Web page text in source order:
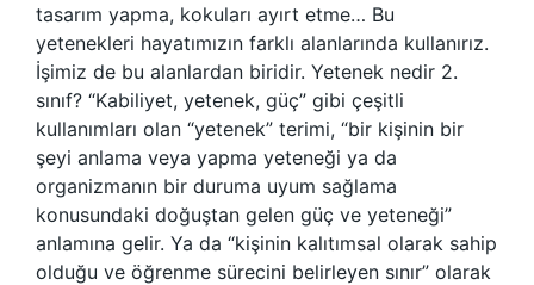
tasarım yapma, kokuları ayırt etme… Bu
yetenekleri hayatımızın farklı alanlarında kullanırız.
İşimiz de bu alanlardan biridir. Yetenek nedir 2.
sınıf? “Kabiliyet, yetenek, güç” gibi çeşitli
kullanımları olan “yetenek” terimi, “bir kişinin bir
şeyi anlama veya yapma yeteneği ya da
organizmanın bir duruma uyum sağlama
konusundaki doğuştan gelen güç ve yeteneği”
anlamına gelir. Ya da “kişinin kalıtımsal olarak sahip
olduğu ve öğrenme sürecini belirleyen sınır” olarak